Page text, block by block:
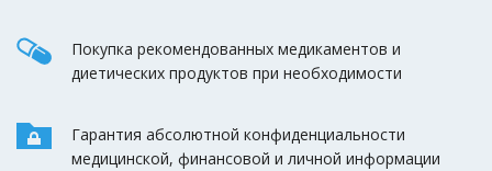
Покупка рекомендованных медикаментов и
диетических продуктов при необходимости
Гарантия абсолютной конфиденциальности
медицинской, финансовой и личной информации